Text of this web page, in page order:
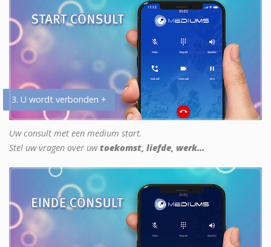
3. U wordt verbonden +
Uw consult met een medium start.
Stel uw vragen over uwtoekomst, liefde, werk...